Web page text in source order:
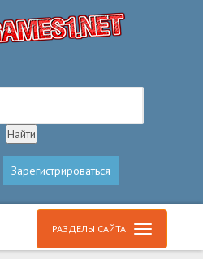
Зарегистрироваться
РАЗДЕЛЫ САЙТА